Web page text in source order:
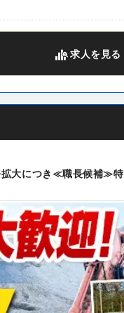
求人を見る
大につき≪職長候補≫